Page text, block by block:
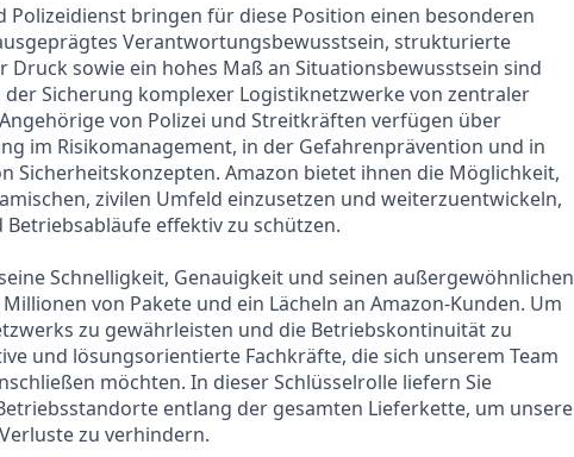
bringen für diese Position einen besonderen
Verantwortungsbewusstsein, strukturierte
sowie ein hohes Maß an Situationsbewusstsein sind
Sicherung komplexer Logistiknetzwerke von zentraler
von Polizei und Streitkräften verfügen über
im Risikomanagement, in der Gefahrenprävention und in
Sicherheitskonzepten. Amazon bietet ihnen die Möglichkeit,
zivilen Umfeld einzusetzen und weiterzuentwickeln,
effektiv zu schützen.
Schnelligkeit, Genauigkeit und seinen außergewöhnlichen
von Pakete und ein Lächeln an Amazon-Kunden. Um
zu gewährleisten und die Betriebskontinuität zu
und lösungsorientierte Fachkräfte, die sich unserem Team
möchten. In dieser Schlüsselrolle liefern Sie
entlang der gesamten Lieferkette, um unsere
zu verhindern.